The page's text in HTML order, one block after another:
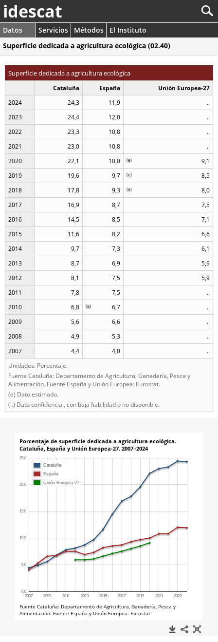
idescat
Datos Servicios Métodos
El Instituto
Superficie dedicada a agricultura ecológica (02.40)
Superficie dedicada a agricultura ecológica
Cataluña España
Unión Europea-27
2024
24,3 11,9
..
2023
24,4 12,0
..
2022
23,3 10,8
..
2021
23,0 10,8
..
2020
22,1 10,0 9,1
(e)
2019 19,6 9,7 8,5
(e)
2018 17,8 9,3 8,0
(e)
2017 16,9 8,7
7,5
2016
14,5 8,5
7,1
2015
11,6 8,2
6,6
2014
9,7 7,3
6,1
2013
8,7 6,9
5,9
2012
8,1 7,5
5,9
2011
7,8 7,5
..
2010
6,8 6,7
(e)
..
2009
5,6 6,6
..
2008
4,9 5,3
..
2007
4,4 4,0
..
Unidades: Porcentaje.
Fuente Cataluña: Departamento de Agricultura, Ganadería, Pesca y
Alimentación. Fuente España y Unión Europea: Eurostat.
(e) Dato estimado.
(..) Dato confidencial, con baja fiabilidad o no disponible.